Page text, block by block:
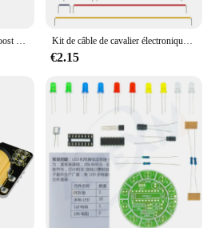
€2.15